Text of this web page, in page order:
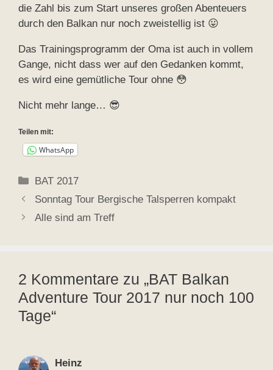
die Zahl bis zum Start unseres großen Abenteuers
durch den Balkan nur noch zweistellig ist 😛
Das Trainingsprogramm der Oma ist auch in vollem
Gange, nicht dass wer auf den Gedanken kommt,
es wird eine gemütliche Tour ohne 😳
Nicht mehr lange… 😎
Teilen mit:
WhatsApp
Kategorien
BAT 2017
Sonntag Tour Bergische Talsperren kompakt
Alle sind am Treff
2 Kommentare zu „BAT Balkan
Adventure Tour 2017 nur noch 100
Tage“
Heinz